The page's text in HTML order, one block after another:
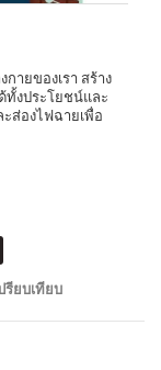
ายของเรา สร้าง
ทั้งประโยชน์และ
ส่องไฟฉายเพื่อ
รียบเทียบ